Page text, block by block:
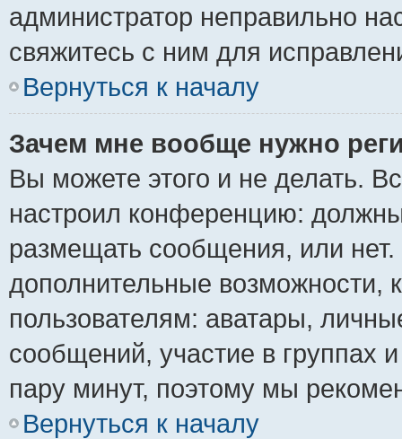
администратор неправильно
свяжитесь с ним для
Вернуться к началу
Зачем мне вообще нужно
Вы можете этого и не делать.
настроил конференцию:
размещать сообщения, или
дополнительные
пользователям: аватары,
сообщений, участие в группах
пару минут, поэтому мы
Вернуться к началу